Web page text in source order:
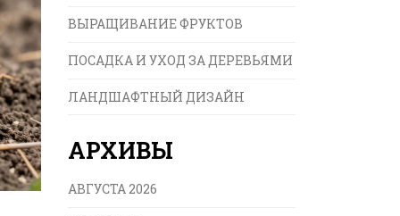
ВЫРАЩИВАНИЕ ФРУКТОВ
ПОСАДКА И УХОД ЗА ДЕРЕВЬЯМИ
ЛАНДШАФТНЫЙ ДИЗАЙН
АРХИВЫ
АВГУСТА 2026